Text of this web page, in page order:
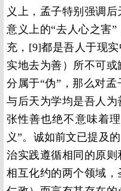
义上，孟子特别强调
意义上的“去人心之害
充，[9]都是吾人于现
实地去为善）所不可
分属于“伪”，那么对
与后天为学均是吾人
张性善也绝不意味着
义”。诚如前文已提及
治实践遵循相同的原
相互化约的两个领域